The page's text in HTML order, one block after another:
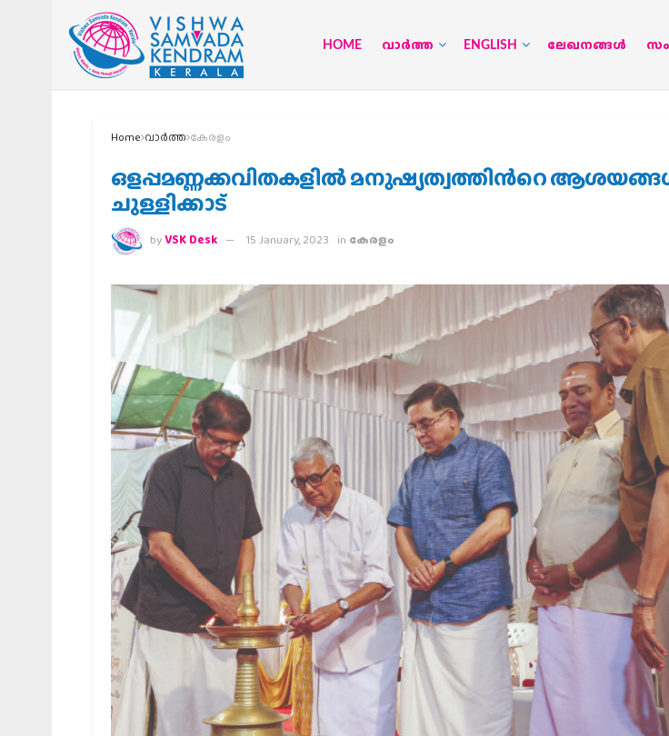
HOME വാര്‍ത്ത ENGLISH ലേഖനങ്ങള്‍
Home വാര്‍ത്ത കേരളം
ഒളപ്പമണ്ണക്കവിതകളില്‍ മനുഷ്യത്വത്തിന്‍റെ
ചുള്ളിക്കാട്
byVSK Desk 15 January, 2023 in കേരളം